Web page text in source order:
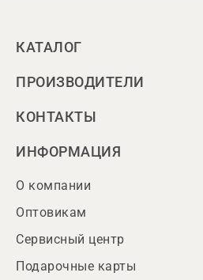
КАТАЛОГ
ПРОИЗВОДИТЕЛИ
КОНТАКТЫ
ИНФОРМАЦИЯ
О компании
Оптовикам
Сервисный центр
Подарочные карты